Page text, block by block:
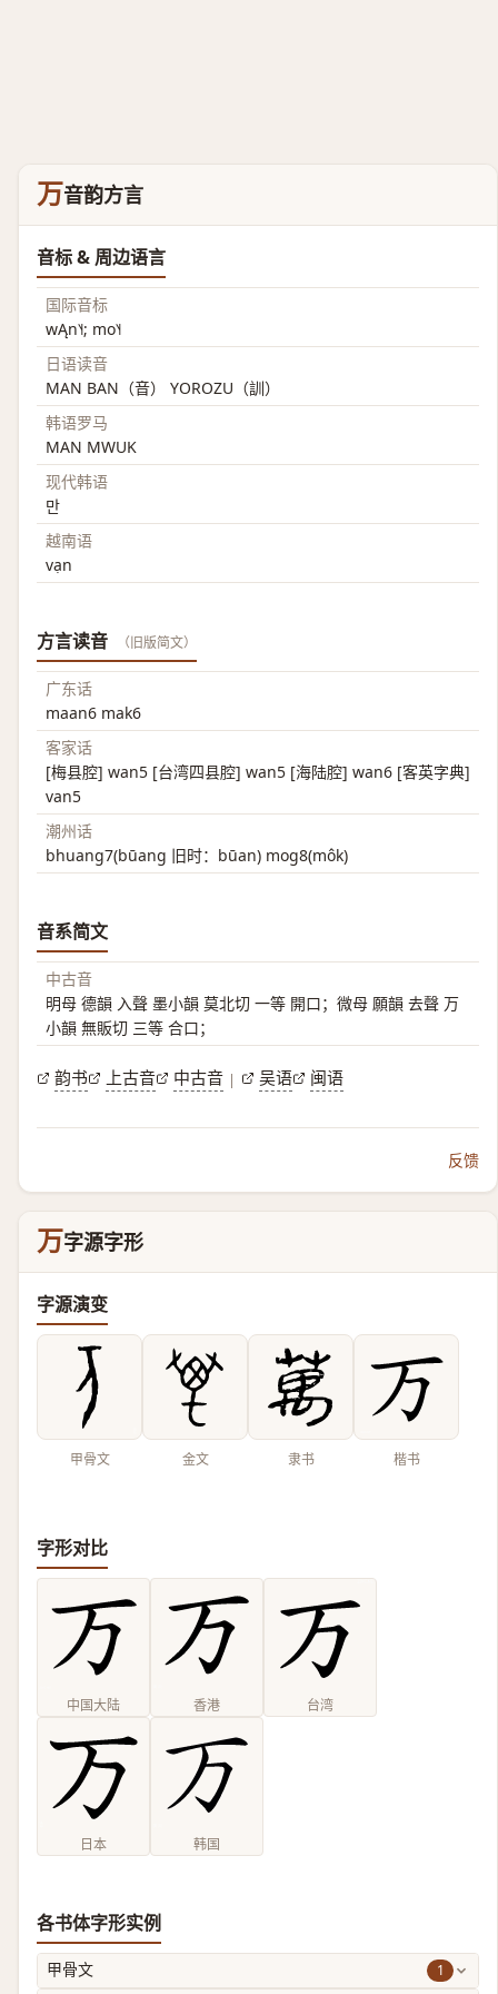
万音韵方言
音标 & 周边语言
国际音标
wĄn˥˧; mo˥˧
日语读音
MAN BAN（音） YOROZU（訓）
韩语罗马
MAN MWUK
现代韩语
만
越南语
vạn
方言读音 （旧版简文）
广东话
maan6 mak6
客家话
[梅县腔] wan5 [台湾四县腔] wan5 [海陆腔] wan6 [客英字典]
van5
潮州话
bhuang7(būang 旧时：būan) mog8(môk)
音系简文
中古音
明母 德韻 入聲 墨小韻 莫北切 一等 開口；微母 願韻 去聲 万
小韻 無販切 三等 合口；
韵书 上古音 中古音 | 吴语 闽语
反馈
万字源字形
字源演变
甲骨文 金文 隶书 楷书
字形对比
中国大陆 香港 台湾
日本 韩国
各书体字形实例
甲骨文 1